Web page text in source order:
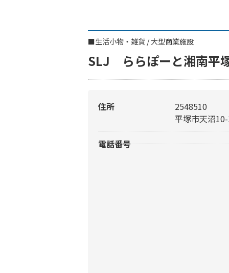
■生活小物・雑貨 /大型商業施設
SLJ ららぽーと湘南平
住所
2548510
平塚市天沼
電話番号